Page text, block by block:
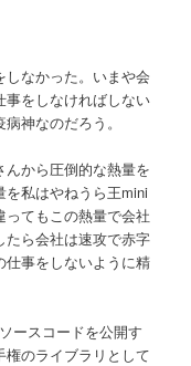
なかった。いまや会
をしなければしない
神なのだろう。
から圧倒的な熱量を
を私はやねうら王mini
てもこの熱量で会社
ら会社は速攻で赤字
仕事をしないように精
ースコードを公開す
のライブラリとして